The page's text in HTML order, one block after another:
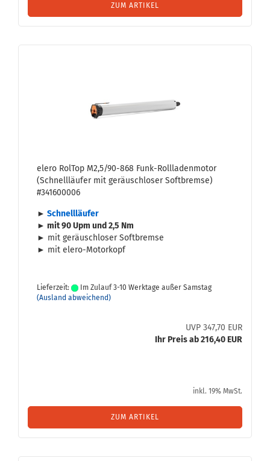
ZUM ARTIKEL
elero Rol­Top M2,5/90-​868 Funk-​Roll­la­den­mo­tor
(Schnell­läu­fer mit ge­räusch­lo­ser Soft­brem­se)
#341600006
► Schnell­läu­fer
► mit90 Upm und 2,5 Nm
► mit ge­räusch­lo­ser Soft­brem­se
► mit elero-​Motorkopf
Lieferzeit:
Im Zulauf 3-10 Werktage außer Samstag
(Ausland abweichend)
UVP 347,70 EUR
Ihr Preis ab 216,40 EUR
inkl. 19% MwSt.
ZUM ARTIKEL